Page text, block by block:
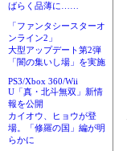
ばらく品薄に……
「ファンタシースターオ
ンライン2」
大型アップデート第2弾
「闇の集いし場」を実施
PS3/Xbox 360/Wii
U「真・北斗無双」新情
報を公開
カイオウ、ヒョウが登
場。「修羅の国」編が明
らかに